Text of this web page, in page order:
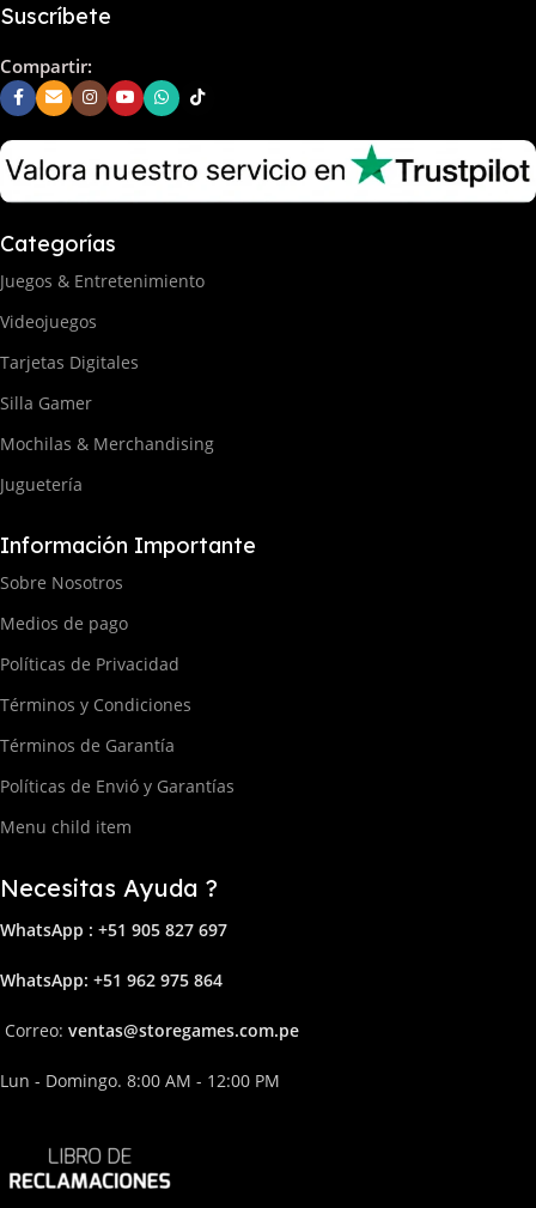
Suscríbete
Compartir:
Categorías
Juegos & Entretenimiento
Videojuegos
Tarjetas Digitales
Silla Gamer
Mochilas & Merchandising
Juguetería
Información Importante
Sobre Nosotros
Medios de pago
Políticas de Privacidad
Términos y Condiciones
Términos de Garantía
Políticas de Envió y Garantías
Menu child item
Necesitas Ayuda ?
WhatsApp : +51 905 827 697
WhatsApp: +51 962 975 864
Correo: ventas@storegames.com.pe
Lun - Domingo. 8:00 AM - 12:00 PM